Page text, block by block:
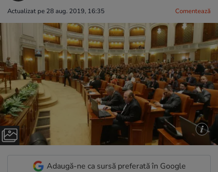
Actualizat pe 28 aug. 2019, 16:35 Comentează
Adaugă-ne ca sursă preferată în Google